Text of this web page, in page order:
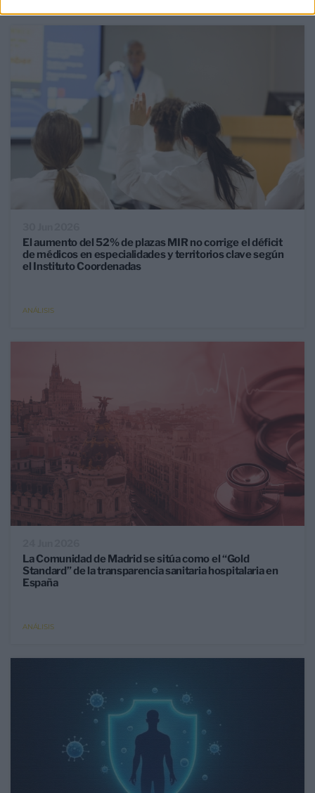
El aumento del 52% de plazas MIR no corrige el déficit
de médicos en especialidades y territorios clave según
el Instituto Coordenadas
ANÁLISIS
La Comunidad de Madrid se sitúa como el “Gold
Standard” de la transparencia sanitaria hospitalaria en
España
ANÁLISIS